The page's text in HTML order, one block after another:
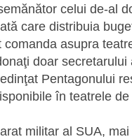
celui de-al
care distribuia
asupra
doar
Pentagonului
în teatrele
militar al SUA,